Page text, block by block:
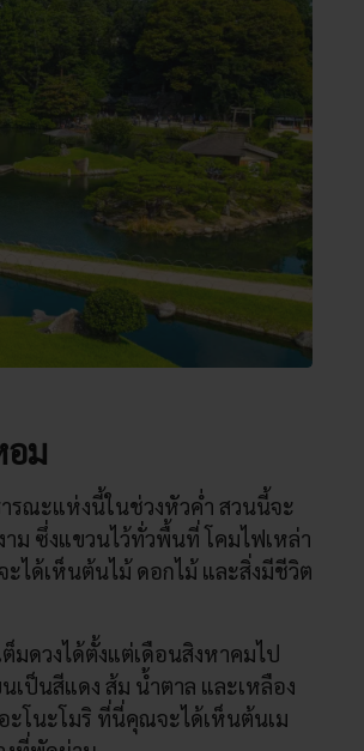
อม
รณะแห่งนี้ในช่วงหัวค่ำ สวนนี้จะ
ม ซึ่งแขวนไว้ทั่วพื้นที่ โคมไฟเหล่า
ได้เห็นต้นไม้ ดอกไม้ และสิ่งมีชีวิต
มดวงได้ตั้งแต่เดือนสิงหาคมไป
เป็นสีแดง ส้ม น้ำตาล และเหลือง
ะโนะโมริ ที่นี่คุณจะได้เห็นต้นเม